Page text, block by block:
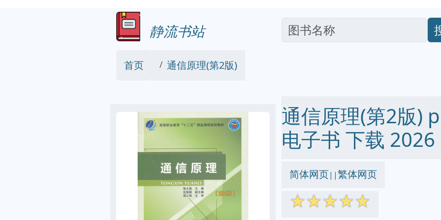
静流书站
首页 通信原理(第2版)
通信原理(第2版)
电子书 下载 2026
简体网页||繁体网页
☆☆☆☆☆